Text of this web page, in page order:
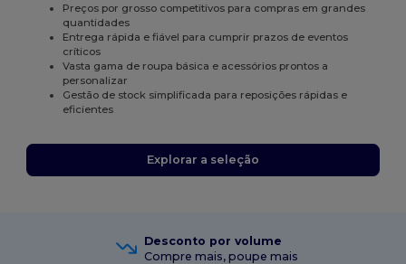
Preços por grosso competitivos para compras em grandes
quantidades
Entrega rápida e fiável para cumprir prazos de eventos
críticos
Vasta gama de roupa básica e acessórios prontos a
personalizar
Gestão de stock simplificada para reposições rápidas e
eficientes
Explorar a seleção
Desconto por volume
Compre mais, poupe mais